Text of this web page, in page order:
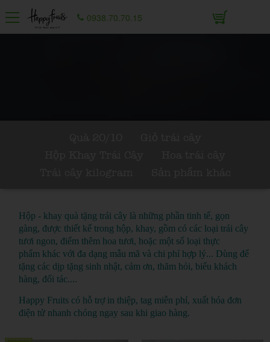
0938.70.70.15
Hộp - khay quà tặng trái cây là những phần tinh tế, gọn
gàng, được thiết kế trong hộp, khay, gồm có các loại trái cây
tươi ngon, điểm thêm hoa tươi, hoặc một số loại thực
phẩm khác với đa dạng mẫu mã và chi phí hợp lý... Dùng để
tặng các dịp tặng sinh nhật, cảm ơn, thăm hỏi, biếu khách
hàng, đối tác....
Happy Fruits có hỗ trợ in thiệp, tag miễn phí, xuất hóa đơn
điện tử nhanh chóng ngay sau khi giao hàng.